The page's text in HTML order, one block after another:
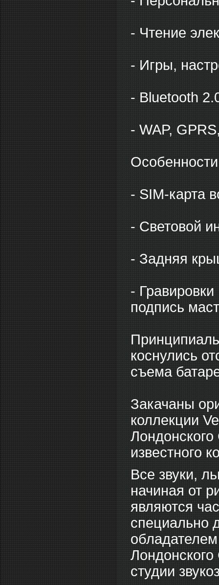
- Чтение
- Игры,
- Bluetooth
- WAP,
- SIM-карта
- Световой
- Задняя
-
подпись
коснулись
съема
Закачаны
коллекции
известного
Все звуки,
начиная от
являются
специально
студии